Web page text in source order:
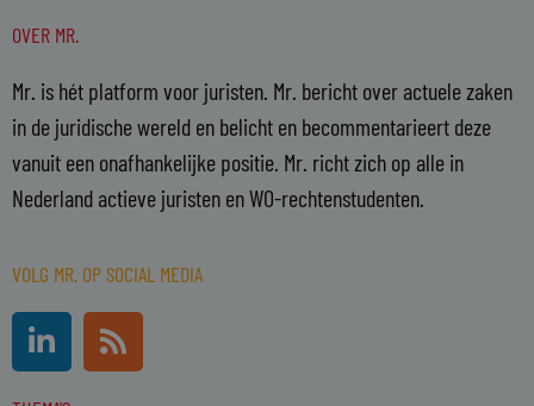
OVER MR.
Mr. is hét platform voor juristen. Mr. bericht over actuele zaken
in de juridische wereld en belicht en becommentarieert deze
vanuit een onafhankelijke positie. Mr. richt zich op alle in
Nederland actieve juristen en WO-rechtenstudenten.
VOLG MR. OP SOCIAL MEDIA
L
i
n
R
s
s